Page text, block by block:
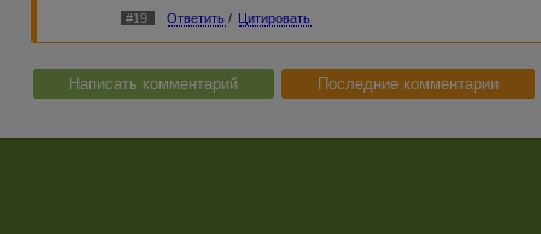
#19 Ответить / Цитировать
Написать комментарий Последние комментарии